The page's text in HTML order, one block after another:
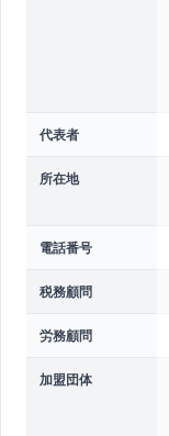
代表者
所在地
電話番号
税務顧問
労務顧問
加盟団体